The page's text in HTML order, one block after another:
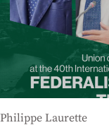
Philippe Laurette